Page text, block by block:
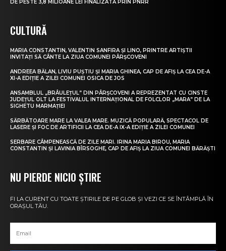
DE PESTE 3,8 MILIOANE LEI FINALIZATĂ PRIN PNRR
CULTURĂ
MARIA CONSTANTIN, VALENTIN SANFIRA ȘI LINO, PRINTRE ARTIȘTII
INVITAȚI SĂ CÂNTE LA ZIUA COMUNEI PÂRȘCOVENI
ANDREEA BĂLAN, LIVIU PUȘTIU ȘI MARIA GHINEA, CAP DE AFIȘ LA CEA DE-A
XI-A EDIȚIE A ZILEI COMUNEI OSICA DE JOS
ANSAMBLUL „BRÂULEȚUL” DIN PÂRȘCOVENI A REPREZENTAT CU CINSTE
JUDEȚUL OLT LA FESTIVALUL INTERNAȚIONAL DE FOLCLOR „MARA” DE LA
SIGHETU MARMAȚIEI
SĂRBĂTOARE MARE LA VALEA MARE. MUZICĂ POPULARĂ, SPECTACOL DE
LASERE ȘI FOC DE ARTIFICII LA CEA DE-A IX-A EDIȚIE A ZILEI COMUNEI
SERBARE CÂMPENEASCĂ DE ZILE MARI. IRINA MARIA BIROU, MARIA
CONSTANTIN ȘI LAVINIA BÎRSOGHE, CAP DE AFIȘ LA ZIUA COMUNEI BĂRĂȘTI
NU PIERDE NICIO ȘTIRE
FI LA CURENT CU TOATE ȘTIRILE DE PE GLOB ȘI VEZI CE SE ÎNTÂMPLĂ ÎN
ORAȘUL TĂU.